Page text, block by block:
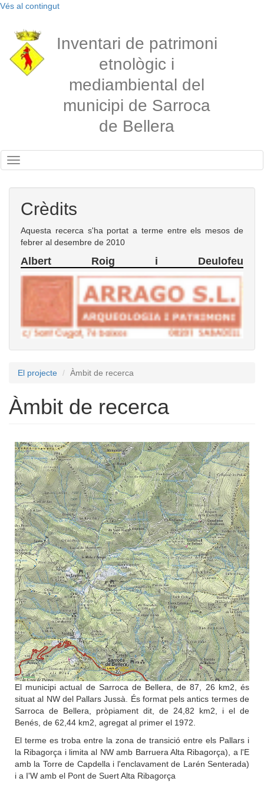
Vés al contingut
Inventari de patrimoni
etnològic i
mediambiental del
municipi de Sarroca
de Bellera
navigation
Crèdits
Aquesta recerca s'ha portat a terme entre els mesos de
febrer al desembre de 2010
Albert Roig i Deulofeu
El projecte Àmbit de recerca
Àmbit de recerca
El municipi actual de Sarroca de Bellera, de 87, 26 km2, és
situat al NW del Pallars Jussà. És format pels antics termes de
Sarroca de Bellera, pròpiament dit, de 24,82 km2, i el de
Benés, de 62,44 km2, agregat al primer el 1972.
El terme es troba entre la zona de transició entre els Pallars i
la Ribagorça i limita al NW amb Barruera Alta Ribagorça), a l'E
amb la Torre de Capdella i l'enclavament de Larén Senterada)
i a I'W amb el Pont de Suert Alta Ribagorça